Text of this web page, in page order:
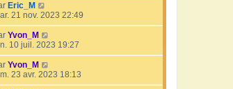
Eric_M
21 nov. 2023 22:49
Yvon_M
10 juil. 2023 19:27
Yvon_M
23 avr. 2023 18:13